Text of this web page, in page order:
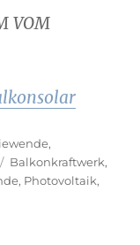
VOM
,
Schlagwörter
Balkonkraftwerk,
, Photovoltaik,